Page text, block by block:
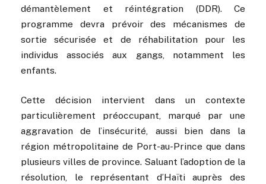
démantèlement et réintégration (DDR). Ce
programme devra prévoir des mécanismes de
sortie sécurisée et de réhabilitation pour les
individus associés aux gangs, notamment les
enfants.
Cette décision intervient dans un contexte
particulièrement préoccupant, marqué par une
aggravation de l’insécurité, aussi bien dans la
région métropolitaine de Port-au-Prince que dans
plusieurs villes de province. Saluant l’adoption de la
résolution, le représentant d’Haïti auprès des